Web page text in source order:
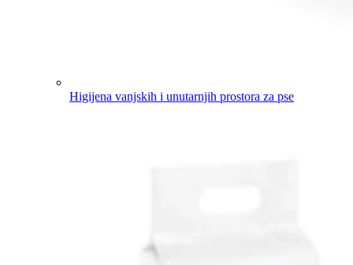
Higijena vanjskih i unutarnjih prostora za pse